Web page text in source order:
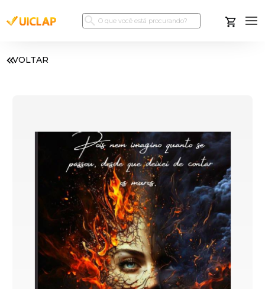
VOLTAR